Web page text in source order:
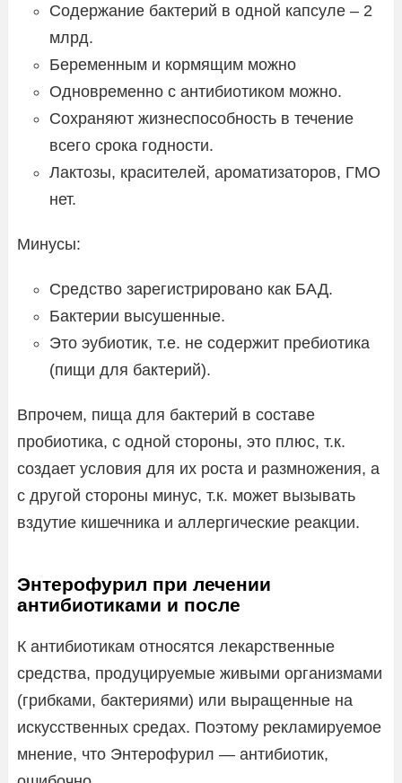
Содержание бактерий в одной капсуле – 2
млрд.
Беременным и кормящим можно
Одновременно с антибиотиком можно.
Сохраняют жизнеспособность в течение
всего срока годности.
Лактозы, красителей, ароматизаторов, ГМО
нет.
Минусы:
Средство зарегистрировано как БАД.
Бактерии высушенные.
Это эубиотик, т.е. не содержит пребиотика
(пищи для бактерий).
Впрочем, пища для бактерий в составе
пробиотика, с одной стороны, это плюс, т.к.
создает условия для их роста и размножения, а
с другой стороны минус, т.к. может вызывать
вздутие кишечника и аллергические реакции.
Энтерофурил при лечении
антибиотиками и после
К антибиотикам относятся лекарственные
средства, продуцируемые живыми организмами
(грибками, бактериями) или выращенные на
искусственных средах. Поэтому рекламируемое
мнение, что Энтерофурил — антибиотик,